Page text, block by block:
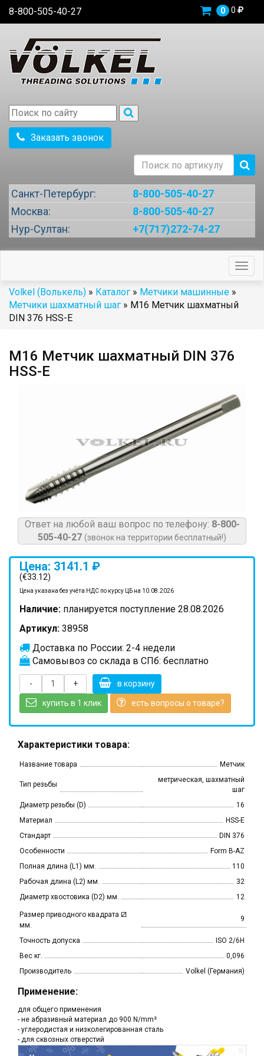
8-800-505-40-27 0 0
Заказать звонок
Санкт-Петербург:
8-800-505-40-27
Москва:
8-800-505-40-27
Нур-Султан:
+7(717)272-74-27
Volkel (Волькель) » Каталог » Метчики машинные »
Метчики шахматный шаг » М16 Метчик шахматный
DIN 376 HSS-E
М16 Метчик шахматный DIN 376
HSS-E
Ответ на любой ваш вопрос по телефону: 8-800-
505-40-27 (звонок на территории бесплатный!)
Цена: 3141.1 ₽
(€33.12)
Цена указана без учёта НДС по курсу ЦБ на 10.08.2026
Наличие: планируется поступление 28.08.2026
Артикул: 38958
Доставка по России: 2-4 недели
Самовывоз со склада в СПб: бесплатно
- + в корзину
купить в 1 клик есть вопросы о товаре?
Характеристики товара:
Название товара Метчик
Тип резьбы
метрическая, шахматный
шаг
Диаметр резьбы (D)
16
Материал
HSS-E
Стандарт
DIN 376
Особенности
Form B-AZ
Полная длина (L1) мм.
110
Рабочая длина (L2) мм.
32
Диаметр хвостовика (D2) мм.
12
Размер приводного квадрата ⧄
мм.
9
Точность допуска
ISO 2/6H
Вес кг.
0,096
Производитель
Volkel (Германия)
Применение:
для общего применения
- не абразивный материал до 900 N/mm²
- углеродистая и низколегированная сталь
- для сквозных отверстий